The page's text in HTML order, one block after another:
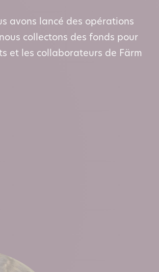
avons lancé des opérations
collectons des fonds pour
et les collaborateurs de Färm